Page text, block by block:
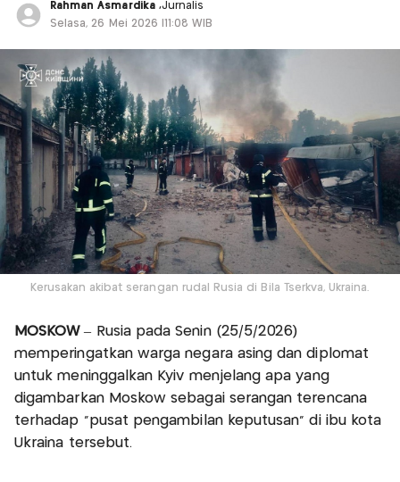
Rahman Asmardika ,Jurnalis
Selasa, 26 Mei 2026 |11:08 WIB
Kerusakan akibat serangan rudal Rusia di Bila Tserkva, Ukraina.
MOSKOW– Rusia pada Senin (25/5/2026)
memperingatkan warga negara asing dan diplomat
untuk meninggalkan Kyiv menjelang apa yang
digambarkan Moskow sebagai serangan terencana
terhadap "pusat pengambilan keputusan" di ibu kota
Ukraina tersebut.